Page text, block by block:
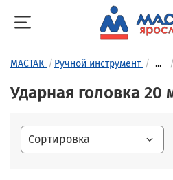
МАСТАК Ручной инструмент ...
Ударная головка 20